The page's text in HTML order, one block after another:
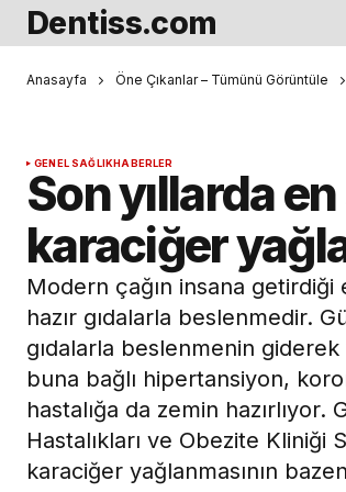
Dentiss.com
Anasayfa Öne Çıkanlar – Tümünü Görüntüle
GENEL SAĞLIKHABERLER
Son yıllarda
karaciğer
Modern çağın insana
hazır gıdalarla beslenmedir.
gıdalarla beslenmenin giderek
buna bağlı hipertansiyon,
hastalığa da zemin
Hastalıkları ve Obezite
karaciğer yağlanmasının